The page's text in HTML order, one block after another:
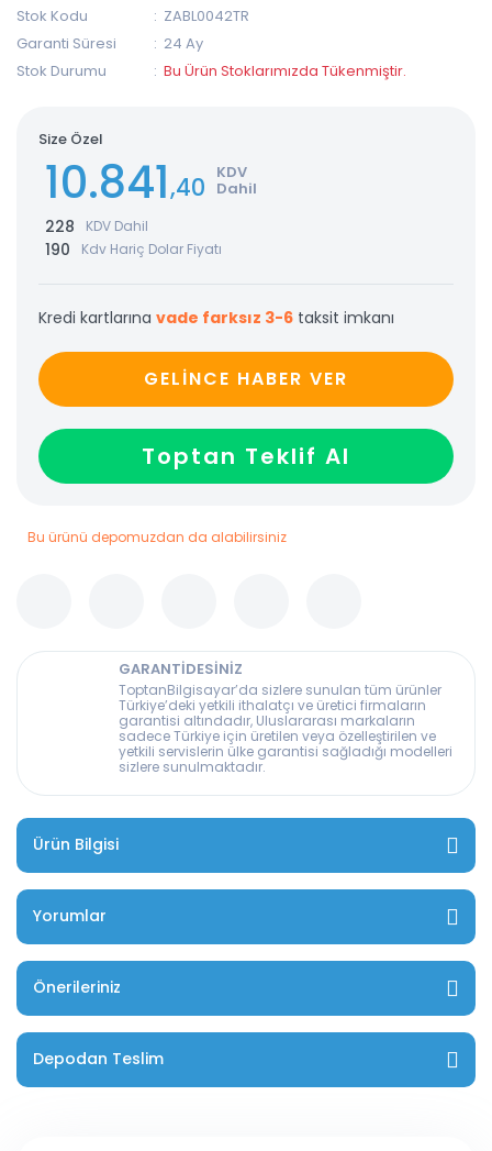
Stok Kodu
ZABL0042TR
Garanti Süresi
24 Ay
Stok Durumu
Bu Ürün Stoklarımızda Tükenmiştir.
Size Özel
10.841,40 KDV
Dahil
228 KDV Dahil
190 Kdv Hariç Dolar Fiyatı
Kredi kartlarına vade farksız 3-6 taksit imkanı
GELİNCE HABER VER
Toptan Teklif Al
Bu ürünü depomuzdan da alabilirsiniz
GARANTİDESİNİZ
ToptanBilgisayar’da sizlere sunulan tüm ürünler
Türkiye’deki yetkili ithalatçı ve üretici firmaların
garantisi altındadır, Uluslararası markaların
sadece Türkiye için üretilen veya özelleştirilen ve
yetkili servislerin ülke garantisi sağladığı modelleri
sizlere sunulmaktadır.
Ürün Bilgisi
Yorumlar
Önerileriniz
Depodan Teslim